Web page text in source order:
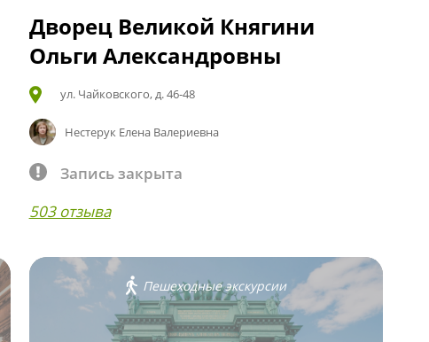
Дворец Великой Княгини
Ольги Александровны
ул. Чайковского, д. 46-48
Нестерук Елена Валериевна
Запись закрыта
503 отзыва
Пешеходные экскурсии